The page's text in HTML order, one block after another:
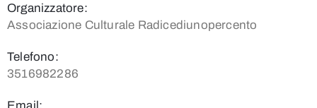
Organizzatore:
Associazione Culturale Radicediunopercento
Telefono:
3516982286